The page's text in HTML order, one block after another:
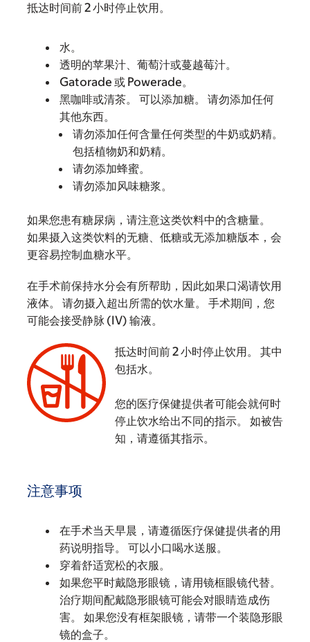
抵达时间前 2 小时停止饮用。
水。
透明的苹果汁、葡萄汁或蔓越莓汁。
Gatorade 或 Powerade。
黑咖啡或清茶。 可以添加糖。 请勿添加任何
其他东西。
请勿添加任何含量任何类型的牛奶或奶精。
包括植物奶和奶精。
请勿添加蜂蜜。
请勿添加风味糖浆。
如果您患有糖尿病，请注意这类饮料中的含糖量。
如果摄入这类饮料的无糖、低糖或无添加糖版本，会
更容易控制血糖水平。
在手术前保持水分会有所帮助，因此如果口渴请饮用
液体。 请勿摄入超出所需的饮水量。 手术期间，您
可能会接受静脉 (IV) 输液。
抵达时间前 2 小时停止饮用。 其中
包括水。
您的医疗保健提供者可能会就何时
停止饮水给出不同的指示。 如被告
知，请遵循其指示。
注意事项
在手术当天早晨，请遵循医疗保健提供者的用
药说明指导。 可以小口喝水送服。
穿着舒适宽松的衣服。
如果您平时戴隐形眼镜，请用镜框眼镜代替。
治疗期间配戴隐形眼镜可能会对眼睛造成伤
害。 如果您没有框架眼镜，请带一个装隐形眼
镜的盒子。